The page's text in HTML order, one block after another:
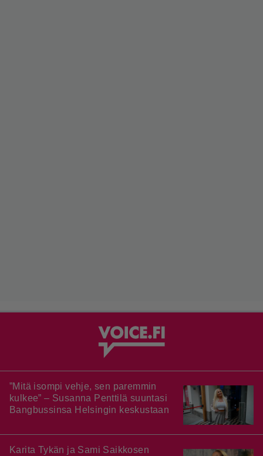
”Mitä isompi vehje, sen paremmin
kulkee” – Susanna Penttilä suuntasi
Bangbussinsa Helsingin keskustaan
Karita Tykän ja Sami Saikkosen